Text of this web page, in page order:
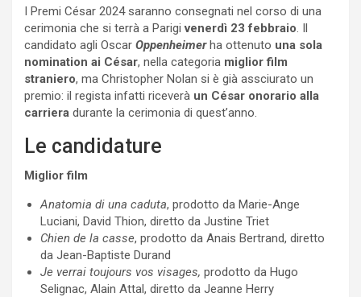
I Premi César 2024 saranno consegnati nel corso di una
cerimonia che si terrà a Parigivenerdì 23 febbraio. Il
candidato agli Oscar Oppenheimerha ottenuto una sola
nomination ai César, nella categoria miglior film
straniero, ma Christopher Nolan si è già assciurato un
premio: il regista infatti riceverà un César onorario alla
carriera durante la cerimonia di quest’anno.
Le candidature
Miglior film
Anatomia di una caduta, prodotto da Marie-Ange
Luciani, David Thion, diretto da Justine Triet
Chien de la casse, prodotto da Anais Bertrand, diretto
da Jean-Baptiste Durand
Je verrai toujours vos visages, prodotto da Hugo
Selignac, Alain Attal, diretto da Jeanne Herry